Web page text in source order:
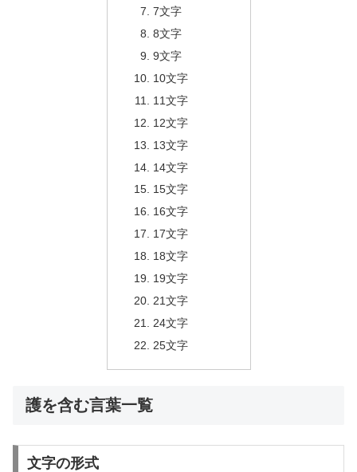
7文字
8文字
9文字
10文字
11文字
12文字
13文字
14文字
15文字
16文字
17文字
18文字
19文字
21文字
24文字
25文字
護を含む言葉一覧
文字の形式